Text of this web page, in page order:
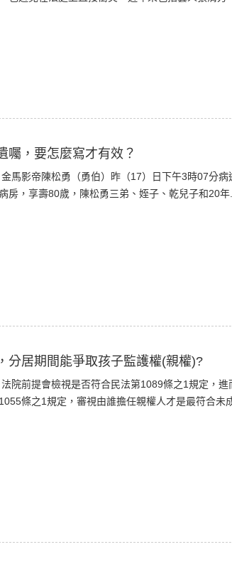
囑，要怎麼寫才有效？
馬影帝陳松勇（勇伯）昨（17）日下午3時07分病
房，享壽80歲，陳松勇三弟、姪子、乾兒子和20年
分居期間能爭取孩子監護權(親權)?
院前提會檢視是否符合民法第1089條之1規定，進
條之1規定，審視由誰擔任親權人才是最符合未